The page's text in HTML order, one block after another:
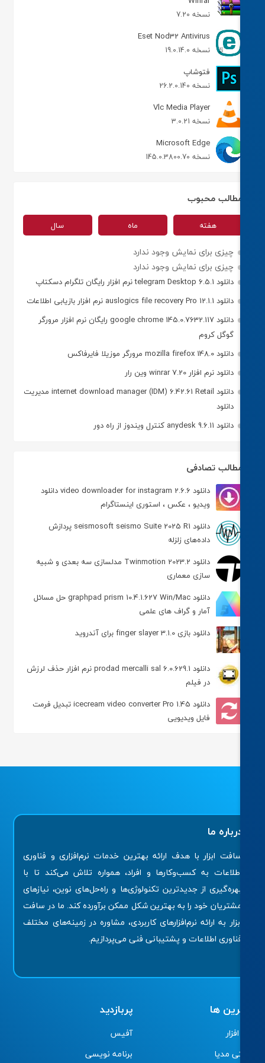
نسخه 7.20
Eset Nod32 Antivirus
نسخه 19.0.14.0
فتوشاپ
نسخه 26.2.0.140
Vlc Media Player
نسخه 3.0.21
Microsoft Edge
نسخه 145.0.3800.70
محبوب
چیزی برای نمایش وجود ندارد
چیزی برای نمایش وجود ندارد
دانلود telegram Desktop 6.5.1 نرم افزار رایگان تلگرام دسکتاپ
دانلود auslogics file recovery Pro 12.1.1 نرم افزار بازیابی اطلاعات
دانلود google chrome 145.0.7632.117 رایگان نرم افزار مرورگر
گوگل کروم
دانلود mozilla firefox 148.0 مرورگر موزیلا فایرفاکس
دانلود نرم افزار winrar 7.20 وین رار
دانلود internet download manager (IDM) 6.42.61 Retail مدیریت
دانلود anydesk 9.6.11 کنترل ویندوز از راه دور
تصادفی
دانلود video downloader for instagram 2.6.6 دانلود
ویدیو ، عکس ، استوری اینستاگرام
دانلود seismosoft seismo Suite 2025 R1 پردازش
داده‌های زلزله
دانلود Twinmotion 2023.2 مدلسازی سه بعدی و شبیه
سازی معماری
دانلود graphpad prism 10.4.1.627 Win/Mac حل مسائل
آمار و گراف های علمی
دانلود بازی finger slayer 3.1.0 برای آندروید
دانلود prodad mercalli sal 6.0.629.1 نرم افزار حذف لرزش
در فیلم
دانلود icecream video converter Pro 1.45 تبدیل فرمت
فایل ویدیویی
ما
ابزار با هدف ارائه بهترین خدمات نرم‌افزاری و فناوری
به کسب‌وکارها و افراد، همواره تلاش می‌کند تا با
از جدیدترین تکنولوژی‌ها و راه‌حل‌های نوین، نیازهای
خود را به بهترین شکل ممکن برآورده کند. ما در سافت
به ارائه نرم‌افزارهای کاربردی، مشاوره در زمینه‌های مختلف
اطلاعات و پشتیبانی فنی می‌پردازیم.
ها
مدیا
پربازدید
برنامه نویسی